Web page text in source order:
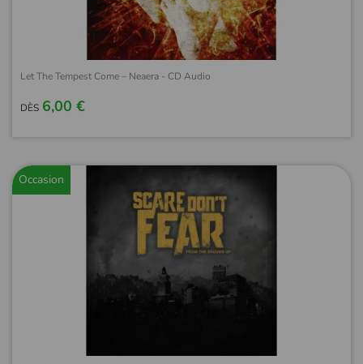
Let The Tempest Come – Neaera - CD Audio
DÈS 6,00 €
Occasion